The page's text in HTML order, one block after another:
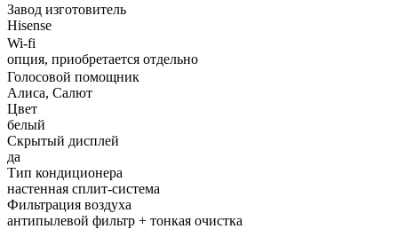
Завод изготовитель
Hisense
Wi-fi
опция, приобретается отдельно
Голосовой помощник
Алиса, Салют
Цвет
белый
Скрытый дисплей
да
Тип кондиционера
настенная сплит-система
Фильтрация воздуха
антипылевой фильтр + тонкая очистка